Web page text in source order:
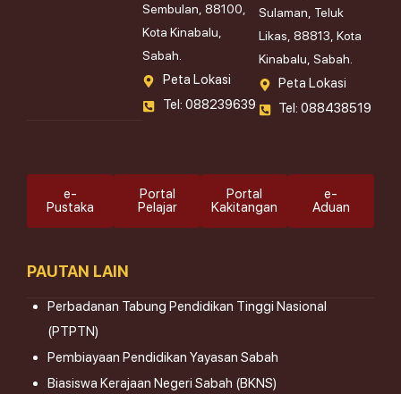
PAUTAN LAIN
Perbadanan Tabung Pendidikan Tinggi Nasional
(PTPTN)
Pembiayaan Pendidikan Yayasan Sabah
Biasiswa Kerajaan Negeri Sabah (BKNS)
Sembulan, 88100,
Kota Kinabalu,
Sabah.
Peta Lokasi
Tel: 088239639
Sulaman, Teluk
Likas, 88813, Kota
Kinabalu, Sabah.
Peta Lokasi
Tel: 088438519
e-
Pustaka
Portal
Pelajar
Portal
Kakitangan
e-
Aduan